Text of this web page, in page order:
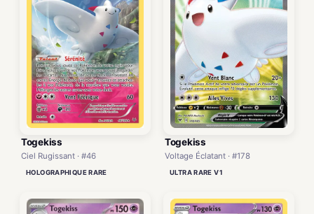
Togekiss
Ciel Rugissant · #46
HOLOGRAPHIQUE RARE
Togekiss
Voltage Éclatant · #178
ULTRA RARE V1